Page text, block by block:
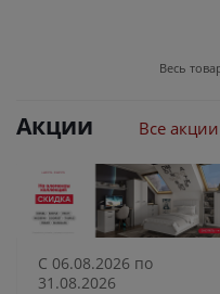
Весь
Акции Все акции
С 06.08.2026 по
31.08.2026